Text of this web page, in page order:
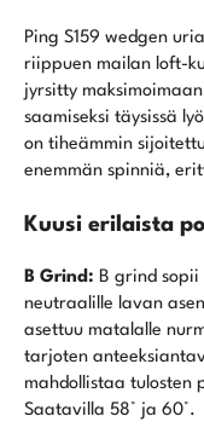
Ping S159 wedgen
riippuen mailan loft-
jyrsitty
saamiseksi täysissä
on tiheämmin
enemmän spinniä,
Kuusi erilaista
B Grind: B grind sopii
neutraalille lavan
asettuu matalalle
tarjoten
mahdollistaa tulosten
Saatavilla 58° ja 60°.